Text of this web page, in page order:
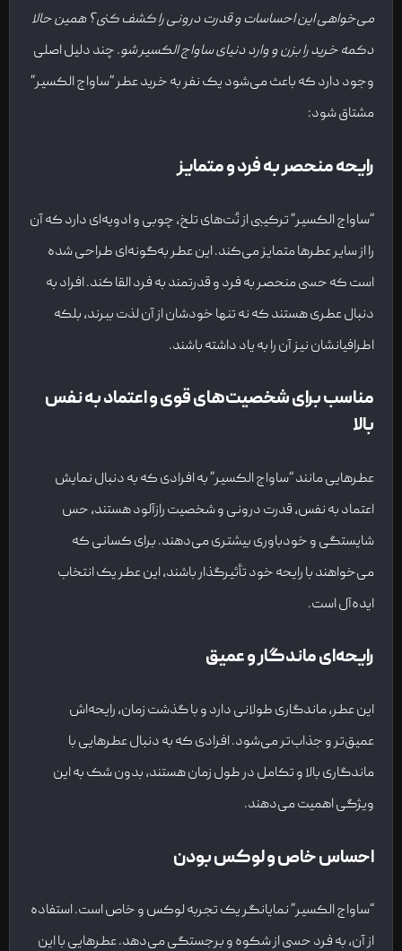
می‌خواهی این احساسات و قدرت درونی را کشف کنی؟ همین حالا
دکمه خرید را بزن و وارد دنیای ساواج الکسیر شو.چند دلیل اصلی
وجود دارد که باعث می‌شود یک نفر به خرید عطر “ساواج الکسیر”
مشتاق شود:
رایحه منحصر به فرد و متمایز
“ساواج الکسیر” ترکیبی از نُت‌های تلخ، چوبی و ادویه‌ای دارد که آن
را از سایر عطرها متمایز می‌کند. این عطر به‌گونه‌ای طراحی شده
است که حسی منحصر به فرد و قدرتمند به فرد القا کند. افراد به
دنبال عطری هستند که نه تنها خودشان از آن لذت ببرند، بلکه
اطرافیانشان نیز آن را به یاد داشته باشند.
مناسب برای شخصیت‌های قوی و اعتماد به نفس
بالا
عطرهایی مانند “ساواج الکسیر” به افرادی که به دنبال نمایش
اعتماد به نفس، قدرت درونی و شخصیت رازآلود هستند، حس
شایستگی و خودباوری بیشتری می‌دهند. برای کسانی که
می‌خواهند با رایحه خود تأثیرگذار باشند، این عطر یک انتخاب
ایده‌آل است.
رایحه‌ای ماندگار و عمیق
این عطر، ماندگاری طولانی دارد و با گذشت زمان، رایحه‌اش
عمیق‌تر و جذاب‌تر می‌شود. افرادی که به دنبال عطرهایی با
ماندگاری بالا و تکامل در طول زمان هستند، بدون شک به این
ویژگی اهمیت می‌دهند.
احساس خاص و لوکس بودن
“ساواج الکسیر” نمایانگر یک تجربه لوکس و خاص است. استفاده
از آن، به فرد حسی از شکوه و برجستگی می‌دهد. عطرهایی با این